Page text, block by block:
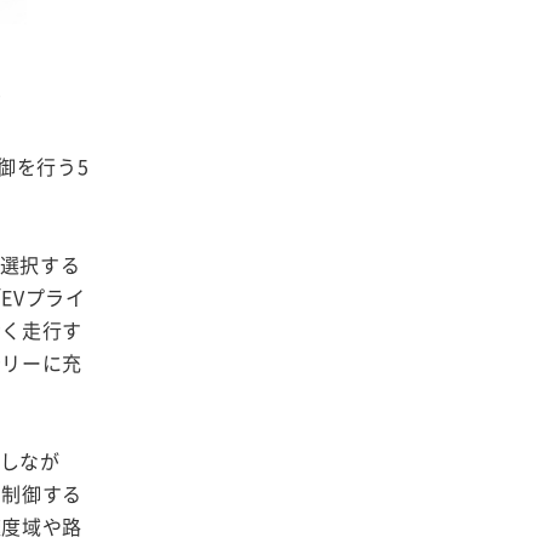
を行う5
択する
プライ
走行す
ーに充
なが
御する
域や路